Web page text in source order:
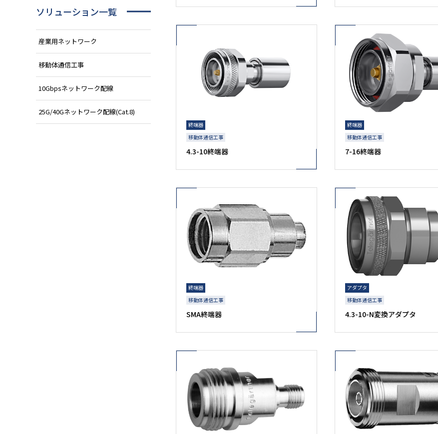
終端器
移動体通信工事
4.3-10終端器
終端器
移動体通信工事
7-16終端器
終端器
移動体通信工事
SMA終端器
アダプタ
移動体通信工事
4.3-10-N変換アダプタ
ソリューション一覧
産業用ネットワーク
移動体通信工事
10Gbpsネットワーク配線
25G/40Gネットワーク配線(Cat.8)